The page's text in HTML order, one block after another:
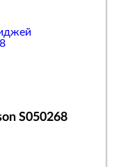
S050268